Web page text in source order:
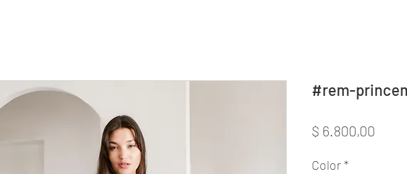
#rem-
$ 6.800,00
Color*